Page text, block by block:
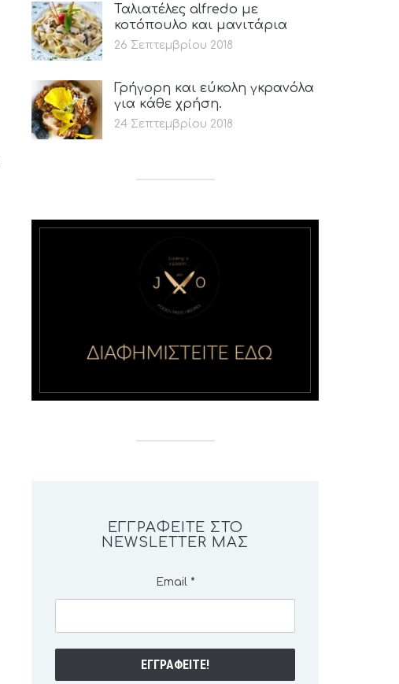
Ταλιατέλες alfredo με
κοτόπουλο και μανιτάρια
26 Σεπτεμβρίου 2018
Γρήγορη και εύκολη γκρανόλα
για κάθε χρήση.
24 Σεπτεμβρίου 2018
ΕΓΓΡΑΦΕΊΤΕ ΣΤΟ
NEWSLETTER ΜΑΣ
Email *